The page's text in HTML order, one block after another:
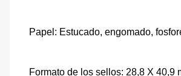
Papel: Estucado, engomado,
Formato de los sellos: 28,8 X 40,9